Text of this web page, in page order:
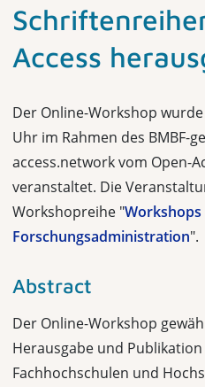
Access
Der Online-Workshop wurde
Uhr im Rahmen des BMBF-
access.network vom Open-
veranstaltet. Die
Workshopreihe "
Forschungsadministration".
Abstract
Der Online-Workshop
Herausgabe und
Fachhochschulen und